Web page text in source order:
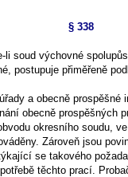
§ 338
li soud výchovné
postupuje přiměřeně
a obecně prospěšné
obecně prospěšných
okresního soudu,
Zároveň jsou
se takového
těchto prací.